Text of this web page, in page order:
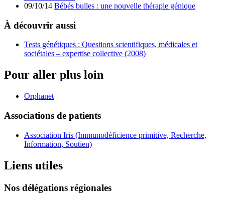
09/10/14 Bébés bulles : une nouvelle thérapie génique
À découvrir aussi
Tests génétiques : Questions scientifiques, médicales et
sociétales – expertise collective (2008)
Pour aller plus loin
Orphanet
Associations de patients
Association Iris (Immunodéficience primitive, Recherche,
Information, Soutien)
Liens utiles
Nos délégations régionales